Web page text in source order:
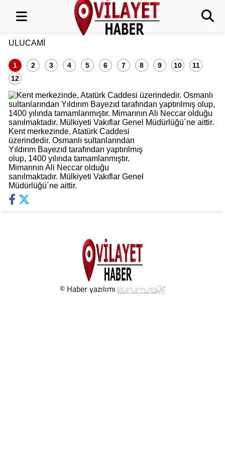
ULUCAMİ
1 2 3 4 5 6 7 8 9 10
11
12
Kent merkezinde, Atatürk Caddesi
üzerindedir. Osmanlı sultanlarından
Yıldırım Bayezıd tarafından yaptırılmış
olup, 1400 yılında tamamlanmıştır.
Mimarının Ali Neccar olduğu
sanılmaktadır. Mülkiyeti Vakıflar Genel
Müdürlüğü´ne aittir.
© Haber yazılımı